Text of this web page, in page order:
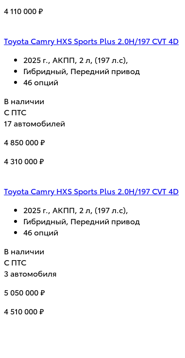
4 110 000 ₽
Toyota Camry HXS Sports Plus 2.0H/197 CVT 4D
2025 г., АКПП, 2 л, (197 л.с),
Гибридный, Передний привод
46 опций
В наличии
С ПТС
17 автомобилей
4 850 000 ₽
4 310 000 ₽
Toyota Camry HXS Sports Plus 2.0H/197 CVT 4D
2025 г., АКПП, 2 л, (197 л.с),
Гибридный, Передний привод
46 опций
В наличии
С ПТС
3 автомобиля
5 050 000 ₽
4 510 000 ₽